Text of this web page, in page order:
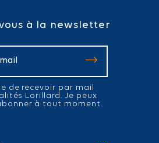
à la newsletter
de recevoir par mail
Lorillard. Je peux
à tout moment.